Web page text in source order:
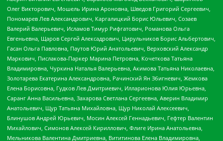
Олег Викторович, Мошель Ирина Ароновна, Шведов Григорий Сергеевич,
Пономарев Лев Александрович, Каргалицкий Борис Юльевич, Созаев
Валерий Валерьевич, Исламов Тимур Рифгатович, Романова Ольга
Евгеньевна, Щаров Сергей Алексадрович, Цирульников Борис Альбертович,
Гасан Ольга Павловна, Паутов Юрий Анатольевич, Верховский Александр
Маркович, Пислакова-Паркер Марина Петровна, Кочеткова Татьяна
Владимировна, Чуркина Наталья Валерьевна, Акимова Татьяна Николаевна,
Золотарева Екатерина Александровна, Рачинский Ян Збигневич, Жемкова
Елена Борисовна, Гудков Лев Дмитриевич, Илларионова Юлия Юрьевна,
Саранг Анна Васильевна, Захарова Светлана Сергеевна, Аверин Владимир
Анатольевич, Щур Татьяна Михайловна, Щур Николай Алексеевич,
Блинушов Андрей Юрьевич, Мосин Алексей Геннадьевич, Гефтер Валентин
Михайлович, Симонов Алексей Кириллович, Флиге Ирина Анатольевна,
Мельникова Валентина Дмитриевна, Вититинова Елена Владимировна,